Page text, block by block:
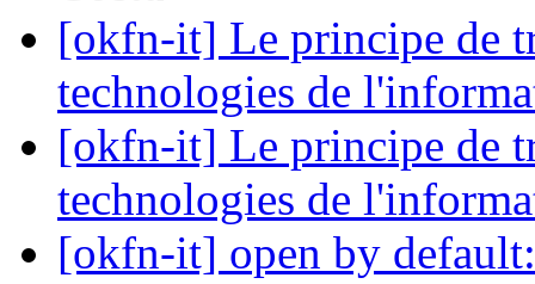
[okfn-it] Le principe de
technologies de
[okfn-it] Le principe de
technologies de
[okfn-it] open by